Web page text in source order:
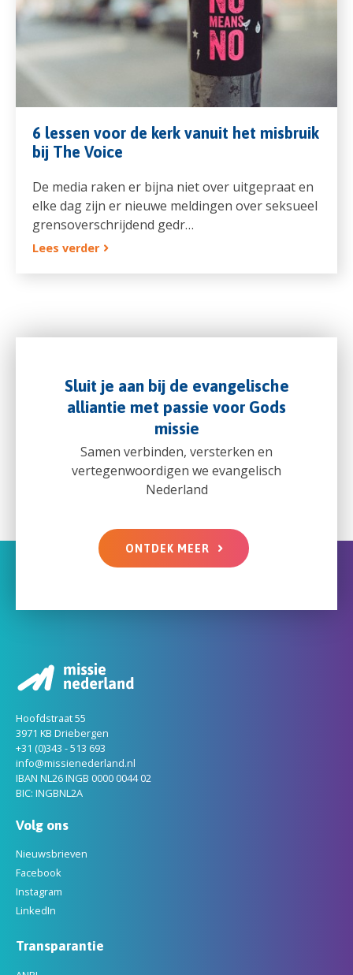
6 lessen voor de kerk vanuit het misbruik
bij The Voice
De media raken er bijna niet over uitgepraat en
elke dag zijn er nieuwe meldingen over seksueel
grensoverschrijdend gedr…
Lees verder
Sluit je aan bij de evangelische
alliantie met passie voor Gods
missie
Samen verbinden, versterken en
vertegenwoordigen we evangelisch
Nederland
ONTDEK MEER
Hoofdstraat 55
3971 KB Driebergen
+31 (0)343 - 513 693
info@missienederland.nl
IBAN NL26 INGB 0000 0044 02
BIC: INGBNL2A
Volg ons
Nieuwsbrieven
Facebook
Instagram
LinkedIn
Transparantie